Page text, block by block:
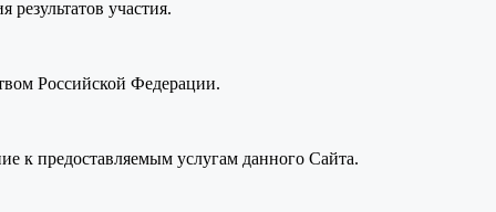
участия.
Российской Федерации.
к предоставляемым услугам данного Сайта.